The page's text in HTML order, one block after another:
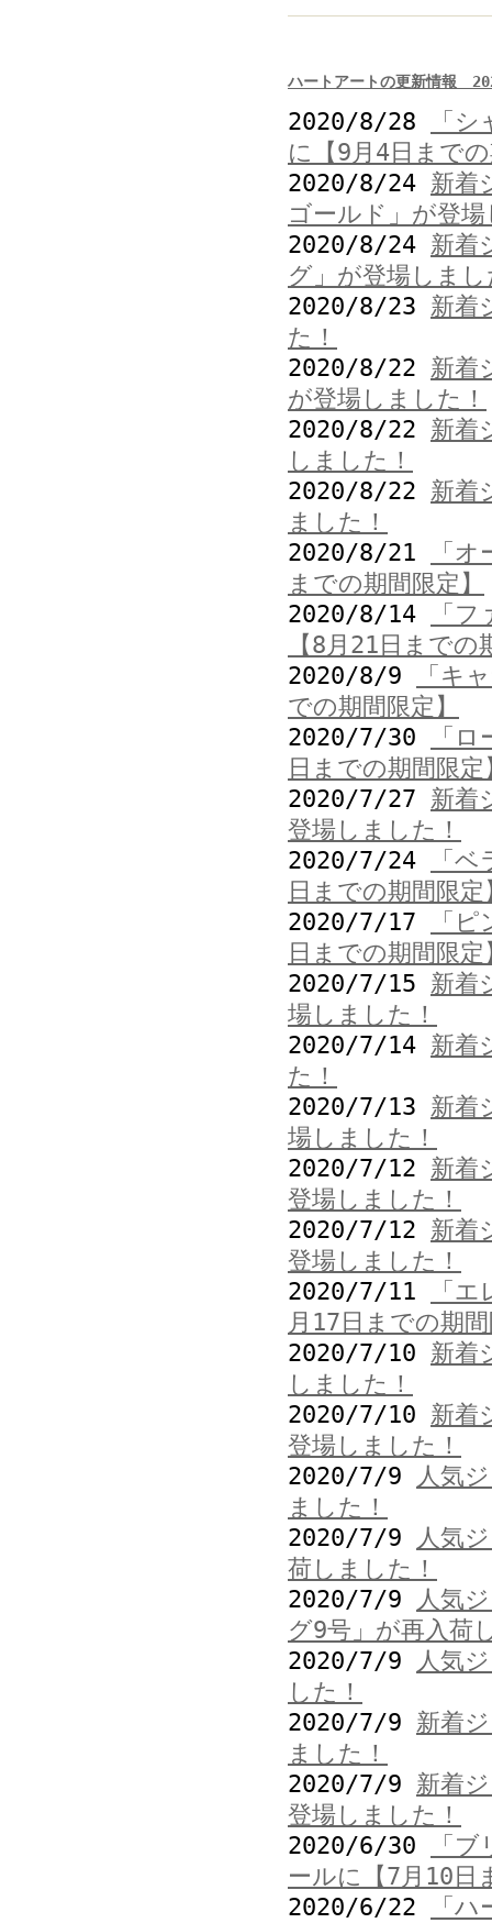
ハートアートの更新情報
2020/8/28
「
に【9月4日まで
2020/8/24 新着
ゴールド」が登
2020/8/24 新着
グ」が登場しま
2020/8/23 新着
た！
2020/8/22 新着
が登場しました！
2020/8/22 新着
しました！
2020/8/22 新着
ました！
2020/8/21
「
までの期間限定】
2020/8/14
「
【8月21日までの
2020/8/9
「キ
での期間限定】
2020/7/30
「
日までの期間限定
2020/7/27 新着
登場しました！
2020/7/24
「
日までの期間限定
2020/7/17
「
日までの期間限定
2020/7/15 新着
場しました！
2020/7/14 新着
た！
2020/7/13 新着
場しました！
2020/7/12 新着
登場しました！
2020/7/12 新着
登場しました！
2020/7/11
「
月17日までの期
2020/7/10 新着
しました！
2020/7/10 新着
登場しました！
2020/7/9
人気
ました！
2020/7/9
人気
荷しました！
2020/7/9
人気
グ9号」が再入荷
2020/7/9
人気
した！
2020/7/9 新着
ました！
2020/7/9 新着
登場しました！
2020/6/30
「
ールに【7月10日
2020/6/22
「